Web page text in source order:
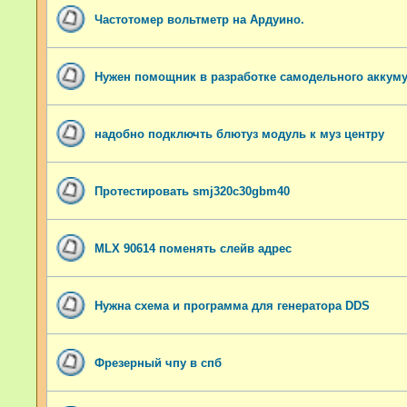
Частотомер вольтметр на Ардуино.
Нужен помощник в разработке самодельного
надобно подключть блютуз модуль к муз центру
Протестировать smj320c30gbm40
MLX 90614 поменять слейв адрес
Нужна схема и программа для генератора DDS
Фрезерный чпу в спб